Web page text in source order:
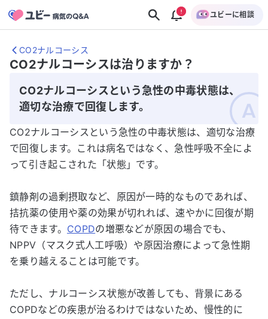
ユビーに相談
CO2ナルコーシス
CO2ナルコーシスは治りますか？
CO2ナルコーシスという急性の中毒状態は、
適切な治療で回復します。
CO2ナルコーシスという急性の中毒状態は、適切な治療
で回復します。これは病名ではなく、急性呼吸不全によ
って引き起こされた「状態」です。
鎮静剤の過剰摂取など、原因が一時的なものであれば、
拮抗薬の使用や薬の効果が切れれば、速やかに回復が期
待できます。 COPDの増悪などが原因の場合でも、
NPPV（マスク式人工呼吸）や原因治療によって急性期
を乗り越えることは可能です。
ただし、ナルコーシス状態が改善しても、背景にある
COPDなどの疾患が治るわけではないため、慢性的に